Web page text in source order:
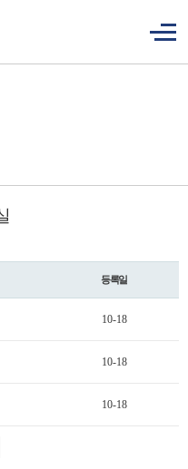
등록일
10-18
10-18
10-18